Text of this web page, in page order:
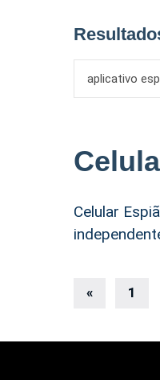
Celular
« Postagens
1